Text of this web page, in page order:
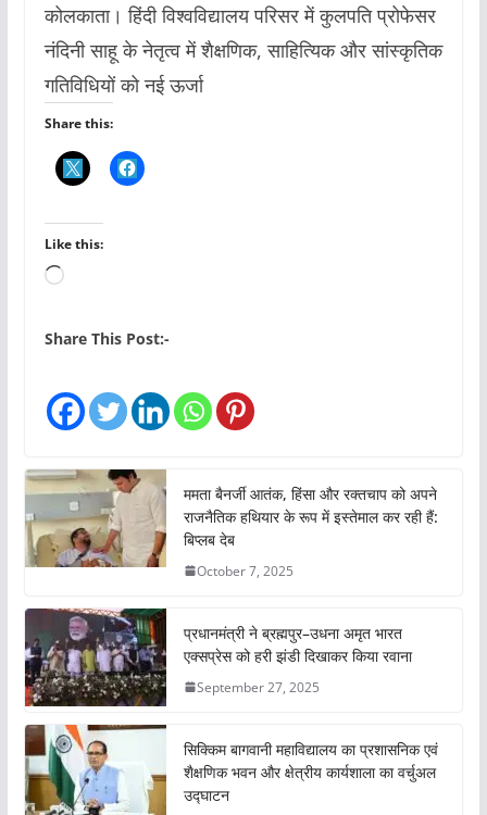
कोलकाता। हिंदी विश्वविद्यालय परिसर में कुलपति प्रोफेसर
नंदिनी साहू के नेतृत्व में शैक्षणिक, साहित्यिक और सांस्कृतिक
गतिविधियों को नई ऊर्जा
Share this:
Like this:
L
a
n
…
Share This Post:-
ममता बैनर्जी आतंक, हिंसा और रक्तचाप को अपने
राजनैतिक हथियार के रूप में इस्तेमाल कर रही हैं:
बिप्लब देब
October 7, 2025
प्रधानमंत्री ने ब्रह्मपुर–उधना अमृत भारत
एक्सप्रेस को हरी झंडी दिखाकर किया रवाना
September 27, 2025
सिक्किम बागवानी महाविद्यालय का प्रशासनिक एवं
शैक्षणिक भवन और क्षेत्रीय कार्यशाला का वर्चुअल
उद्घाटन